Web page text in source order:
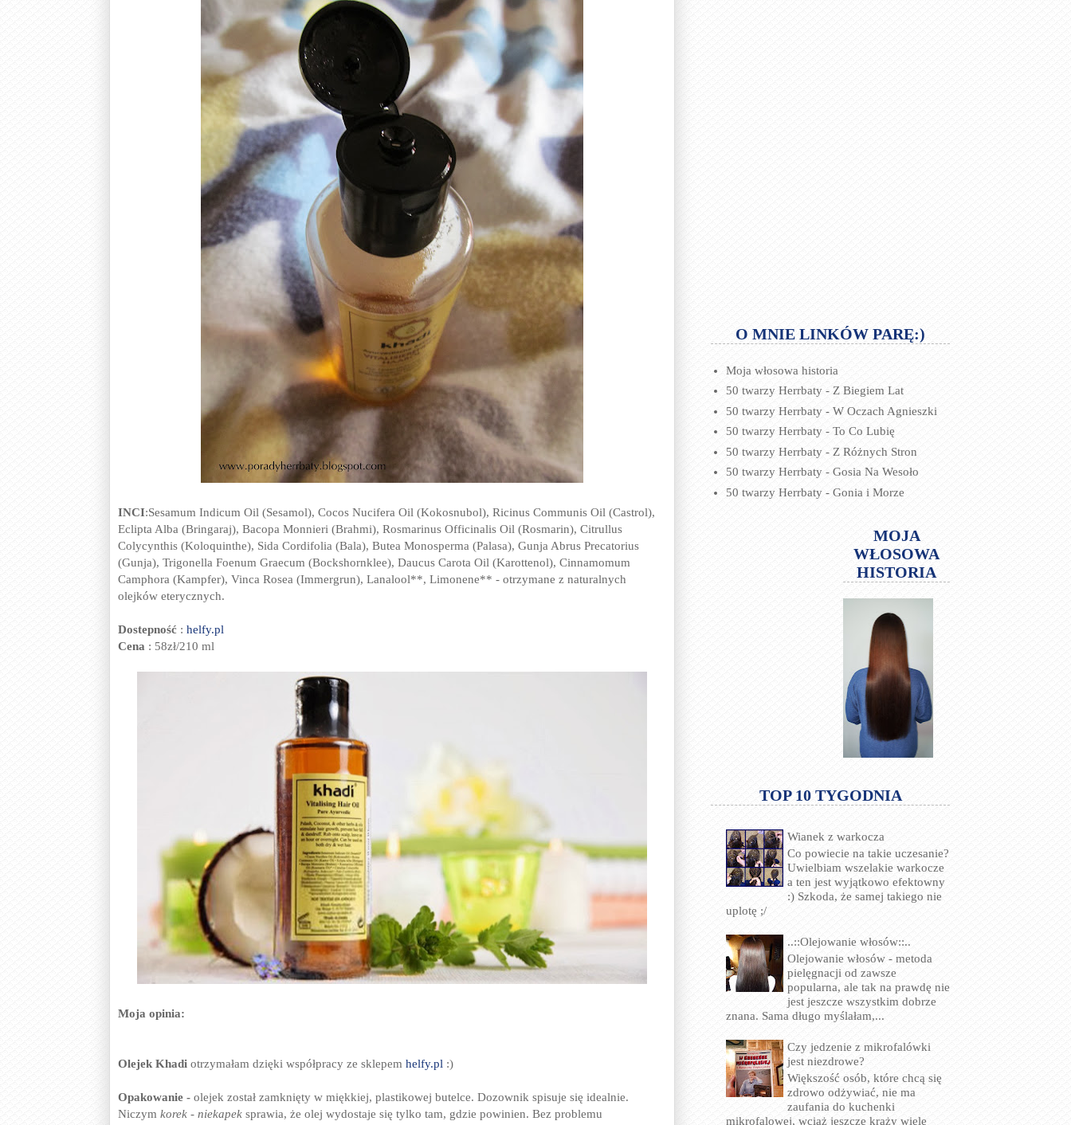
INCI:Sesamum Indicum Oil (Sesamol), Cocos Nucifera Oil (Kokosnubol), Ricinus Communis Oil (Castrol),
Eclipta Alba (Bringaraj), Bacopa Monnieri (Brahmi), Rosmarinus Officinalis Oil (Rosmarin), Citrullus
Colycynthis (Koloquinthe), Sida Cordifolia (Bala), Butea Monosperma (Palasa), Gunja Abrus Precatorius
(Gunja), Trigonella Foenum Graecum (Bockshornklee), Daucus Carota Oil (Karottenol), Cinnamomum
Camphora (Kampfer), Vinca Rosea (Immergrun), Lanalool**, Limonene** - otrzymane z naturalnych
olejków eterycznych.
Dostepność : helfy.pl
Cena : 58zł/210 ml
Moja opinia:
Olejek Khadi otrzymałam dzięki współpracy ze sklepem helfy.pl :)
Opakowanie - olejek został zamknięty w miękkiej, plastikowej butelce. Dozownik spisuje się idealnie.
Niczym korek - niekapek sprawia, że olej wydostaje się tylko tam, gdzie powinien. Bez problemu
O MNIE LINKÓW PARĘ:)
Moja włosowa historia
50 twarzy Herrbaty - Z Biegiem Lat
50 twarzy Herrbaty - W Oczach Agnieszki
50 twarzy Herrbaty - To Co Lubię
50 twarzy Herrbaty - Z Różnych Stron
50 twarzy Herrbaty - Gosia Na Wesoło
50 twarzy Herrbaty - Gonia i Morze
MOJA
WŁOSOWA
HISTORIA
TOP 10 TYGODNIA
Wianek z warkocza
Co powiecie na takie uczesanie?
Uwielbiam wszelakie warkocze
a ten jest wyjątkowo efektowny
:) Szkoda, że samej takiego nie
uplotę ;/
..::Olejowanie włosów::..
Olejowanie włosów - metoda
pielęgnacji od zawsze
popularna, ale tak na prawdę nie
jest jeszcze wszystkim dobrze
znana. Sama długo myślałam,...
Czy jedzenie z mikrofalówki
jest niezdrowe?
Większość osób, które chcą się
zdrowo odżywiać, nie ma
zaufania do kuchenki
mikrofalowej, wciąż jeszcze krąży wiele